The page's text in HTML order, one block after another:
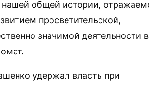
нашей общей истории,
просветительской,
значимой деятельности в
удержал власть при